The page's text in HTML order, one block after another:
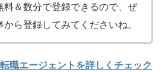
料＆数分で登録できるので、ぜ
から登録してみてくださいね。
職エージェントを詳しくチェック